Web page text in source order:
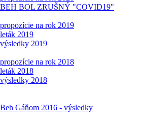
BEH BOL ZRUŠNÝ "COVID19"
propozície na rok 2019
leták 2019
výsledky 2019
propozície na rok 2018
leták 2018
výsledky 2018
Beh Gáňom 2016 - výsledky